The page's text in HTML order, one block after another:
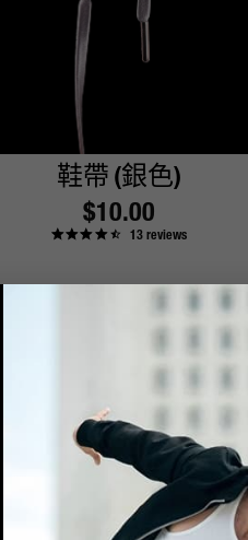
鞋帶 (銀色)
原
價
$10.00
13reviews